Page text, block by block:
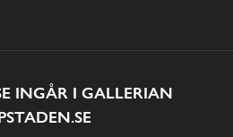
INGÅR I GALLERIAN